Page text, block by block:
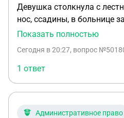
Девушка столкнула с
нос, ссадины, в больнице
и передали сотрудникам
побоев. Прошло 5 лекй, что
Показать полностью
Сегодня в 20:27, вопрос
1 ответ
Административное право